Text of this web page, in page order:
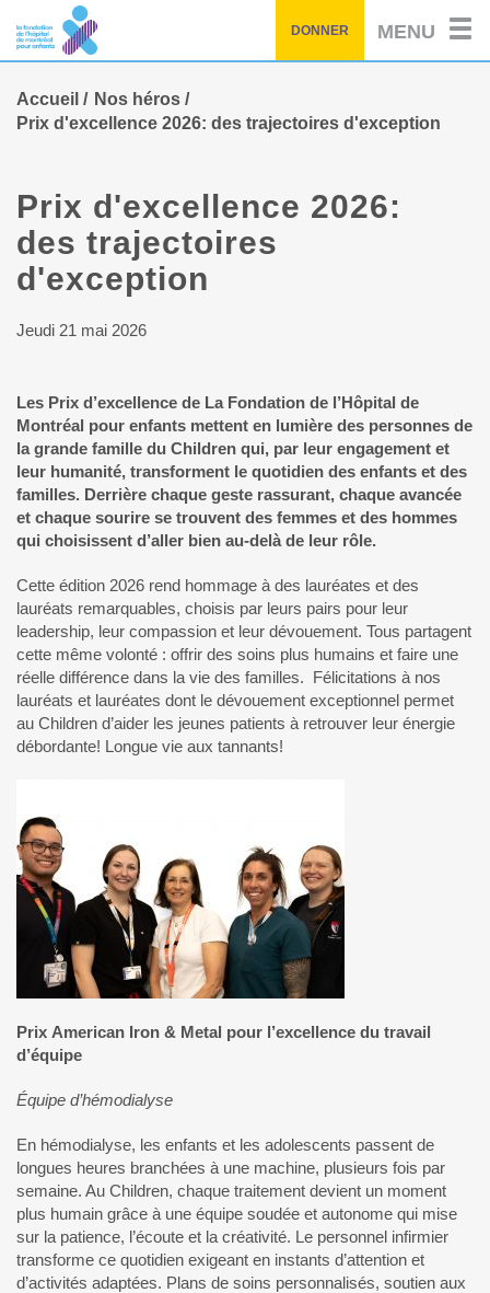
contenu
DONNER MENU
Accueil
Nos héros
Prix d'excellence 2026: des trajectoires d'exception
Prix d'excellence 2026:
des trajectoires
d'exception
Jeudi 21 mai 2026
Les Prix d’excellence de La Fondation de l’Hôpital de
Montréal pour enfants mettent en lumière des personnes de
la grande famille du Children qui, par leur engagement et
leur humanité, transforment le quotidien des enfants et des
familles. Derrière chaque geste rassurant, chaque avancée
et chaque sourire se trouvent des femmes et des hommes
qui choisissent d’aller bien au-delà de leur rôle.
Cette édition 2026 rend hommage à des lauréates et des
lauréats remarquables, choisis par leurs pairs pour leur
leadership, leur compassion et leur dévouement. Tous partagent
cette même volonté : offrir des soins plus humains et faire une
réelle différence dans la vie des familles. Félicitations à nos
lauréats et lauréates dont le dévouement exceptionnel permet
au Children d’aider les jeunes patients à retrouver leur énergie
débordante! Longue vie aux tannants!
Prix American Iron & Metal pour l’excellence du travail
d’équipe
Équipe d’hémodialyse
En hémodialyse, les enfants et les adolescents passent de
longues heures branchées à une machine, plusieurs fois par
semaine. Au Children, chaque traitement devient un moment
plus humain grâce à une équipe soudée et autonome qui mise
sur la patience, l’écoute et la créativité. Le personnel infirmier
transforme ce quotidien exigeant en instants d’attention et
d’activités adaptées. Plans de soins personnalisés, soutien aux